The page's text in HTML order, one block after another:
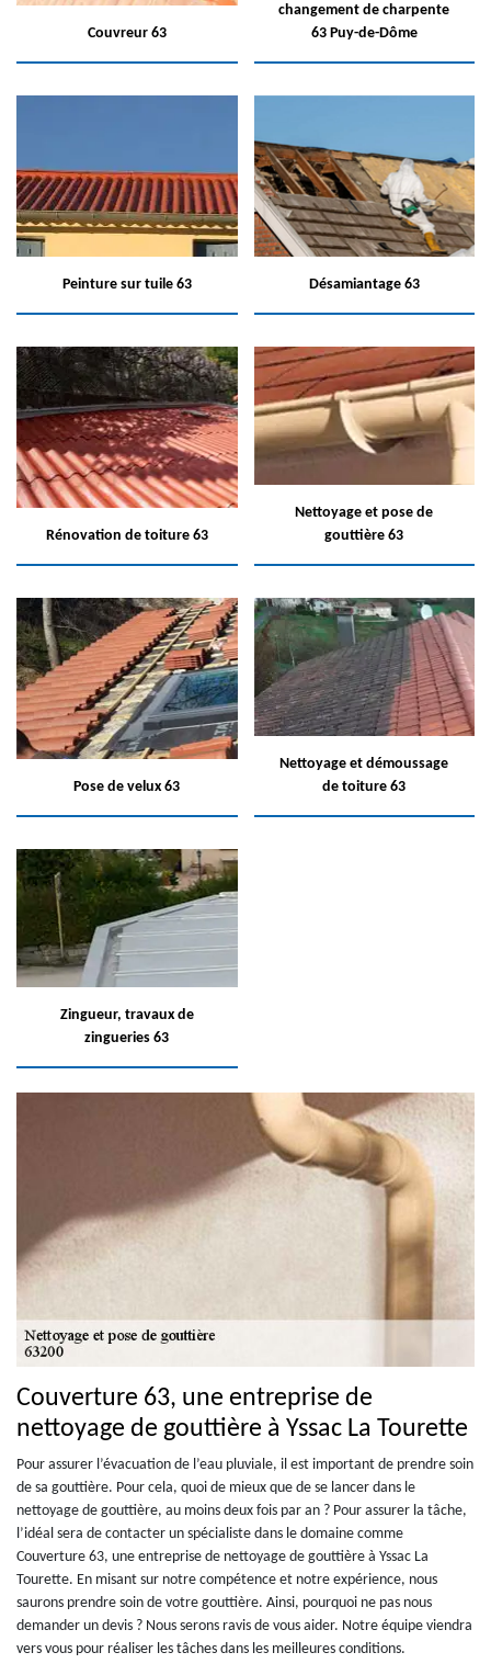
Couvreur 63
changement de charpente
63 Puy-de-Dôme
Peinture sur tuile 63 Désamiantage 63
Rénovation de toiture 63
Nettoyage et pose de
gouttière 63
Pose de velux 63
Nettoyage et démoussage
de toiture 63
Zingueur, travaux de
zingueries 63
Couverture 63, une entreprise de
nettoyage de gouttière à Yssac La Tourette
Pour assurer l’évacuation de l’eau pluviale, il est important de prendre soin
de sa gouttière. Pour cela, quoi de mieux que de se lancer dans le
nettoyage de gouttière, au moins deux fois par an ? Pour assurer la tâche,
l’idéal sera de contacter un spécialiste dans le domaine comme
Couverture 63, une entreprise de nettoyage de gouttière à Yssac La
Tourette. En misant sur notre compétence et notre expérience, nous
saurons prendre soin de votre gouttière. Ainsi, pourquoi ne pas nous
demander un devis ? Nous serons ravis de vous aider. Notre équipe viendra
vers vous pour réaliser les tâches dans les meilleures conditions.